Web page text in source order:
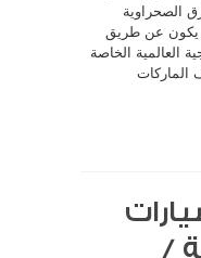
الصحراوية
يكون عن طريق
العالمية الخاصة
الماركات
/